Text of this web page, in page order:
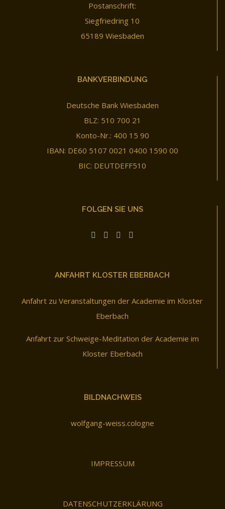
Postanschrift:
Siegfriedring 10
65189 Wiesbaden
BANKVERBINDUNG
Deutsche Bank Wiesbaden
BLZ: 510 700 21
Konto-Nr.: 400 15 90
IBAN: DE60 5107 0021 0400 1590 00
BIC: DEUTDEFF510
FOLGEN SIE UNS
ANFAHRT KLOSTER EBERBACH
Anfahrt zu Veranstaltungen der Academie im Kloster
Eberbach
Anfahrt zur Schweige-Meditation der Academie im
Kloster Eberbach
BILDNACHWEIS
wolfgang-weiss.cologne
IMPRESSUM
DATENSCHUTZERKLÄRUNG